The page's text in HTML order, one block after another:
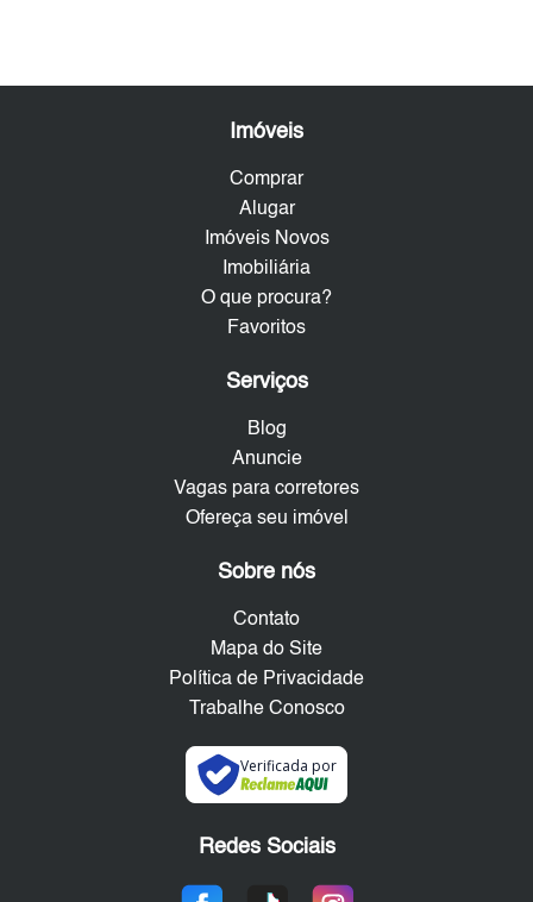
Imóveis
Comprar
Alugar
Imóveis Novos
Imobiliária
O que procura?
Favoritos
Serviços
Blog
Anuncie
Vagas para corretores
Ofereça seu imóvel
Sobre nós
Contato
Mapa do Site
Política de Privacidade
Trabalhe Conosco
Verificada por
Redes Sociais